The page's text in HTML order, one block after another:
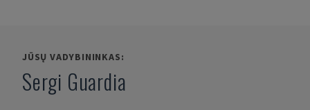
JŪSŲ VADYBININKAS:
Sergi Guardia